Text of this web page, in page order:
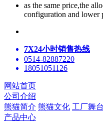
as the same price,the
configuration and lower
7X24小时销售热线
0514-82887220
18051051126
网站首页
公司介绍
熊猫简介 熊猫文化 工厂舞台
产品中心